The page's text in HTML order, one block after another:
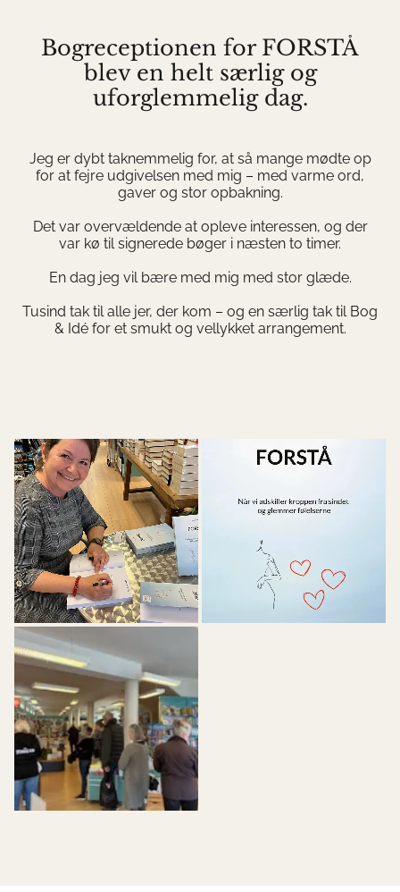
Bogreceptionen for FORSTÅ
blev en helt særlig og
uforglemmelig dag.
Jeg er dybt taknemmelig for, at så mange mødte op
for at fejre udgivelsen med mig – med varme ord,
gaver og stor opbakning.
Det var overvældende at opleve interessen, og der
var kø til signerede bøger i næsten to timer.
En dag jeg vil bære med mig med stor glæde.
Tusind tak til alle jer, der kom – og en særlig tak til Bog
& Idé for et smukt og vellykket arrangement.